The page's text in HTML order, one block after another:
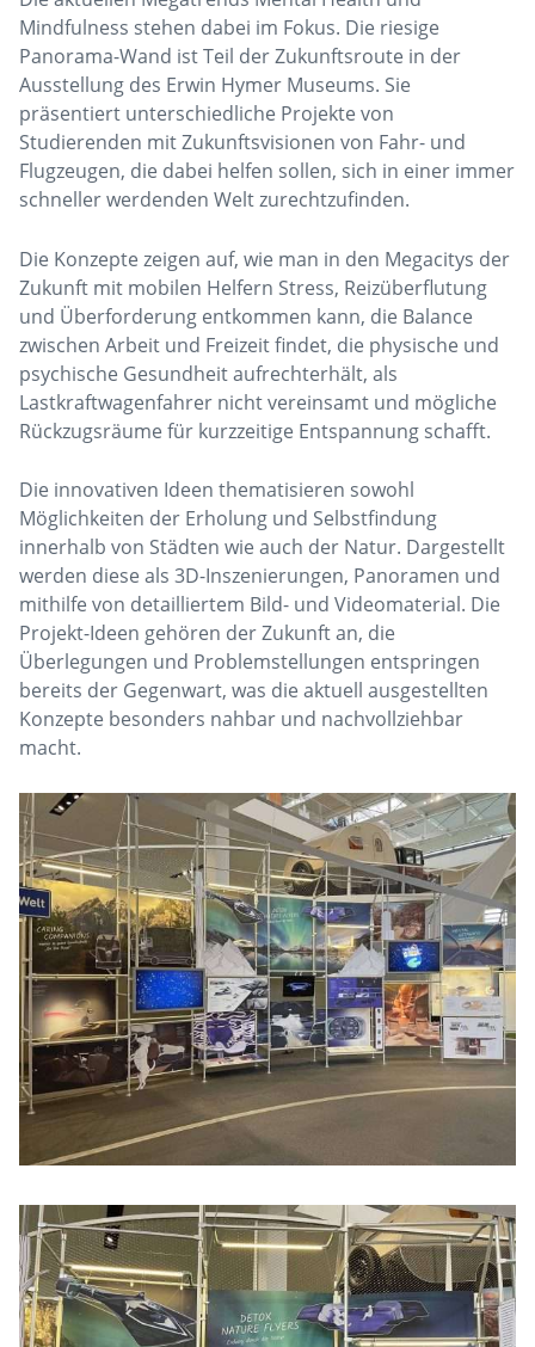
Mindfulness stehen dabei im Fokus. Die riesige
Panorama-Wand ist Teil der Zukunftsroute in der
Ausstellung des Erwin Hymer Museums. Sie
präsentiert unterschiedliche Projekte von
Studierenden mit Zukunftsvisionen von Fahr- und
Flugzeugen, die dabei helfen sollen, sich in einer immer
schneller werdenden Welt zurechtzufinden.
Die Konzepte zeigen auf, wie man in den Megacitys der
Zukunft mit mobilen Helfern Stress, Reizüberflutung
und Überforderung entkommen kann, die Balance
zwischen Arbeit und Freizeit findet, die physische und
psychische Gesundheit aufrechterhält, als
Lastkraftwagenfahrer nicht vereinsamt und mögliche
Rückzugsräume für kurzzeitige Entspannung schafft.
Die innovativen Ideen thematisieren sowohl
Möglichkeiten der Erholung und Selbstfindung
innerhalb von Städten wie auch der Natur. Dargestellt
werden diese als 3D-Inszenierungen, Panoramen und
mithilfe von detailliertem Bild- und Videomaterial. Die
Projekt-Ideen gehören der Zukunft an, die
Überlegungen und Problemstellungen entspringen
bereits der Gegenwart, was die aktuell ausgestellten
Konzepte besonders nahbar und nachvollziehbar
macht.